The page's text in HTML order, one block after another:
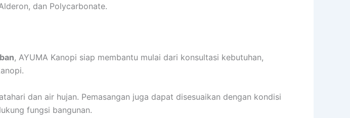
dan Polycarbonate.
, AYUMA Kanopi siap membantu mulai dari konsultasi kebutuhan,
dan air hujan. Pemasangan juga dapat disesuaikan dengan kondisi
fungsi bangunan.